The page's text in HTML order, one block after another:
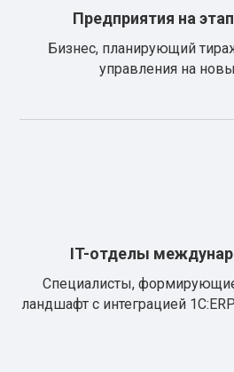
Предприятия на
Бизнес, планирующий
управления на
IT-отделы
Специалисты,
ландшафт с интеграцией